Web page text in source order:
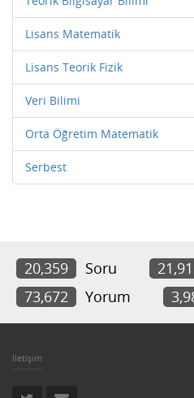
Lisans Matematik
Lisans Teorik Fizik
Veri Bilimi
Orta Öğretim Matematik
Serbest
20,359 Soru
73,672
Yorum
İletişim